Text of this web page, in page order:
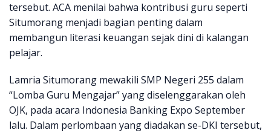
tersebut. ACA menilai bahwa kontribusi guru seperti
Situmorang menjadi bagian penting dalam
membangun literasi keuangan sejak dini di kalangan
pelajar.
Lamria Situmorang mewakili SMP Negeri 255 dalam
“Lomba Guru Mengajar” yang diselenggarakan oleh
OJK, pada acara Indonesia Banking Expo September
lalu. Dalam perlombaan yang diadakan se-DKI tersebut,